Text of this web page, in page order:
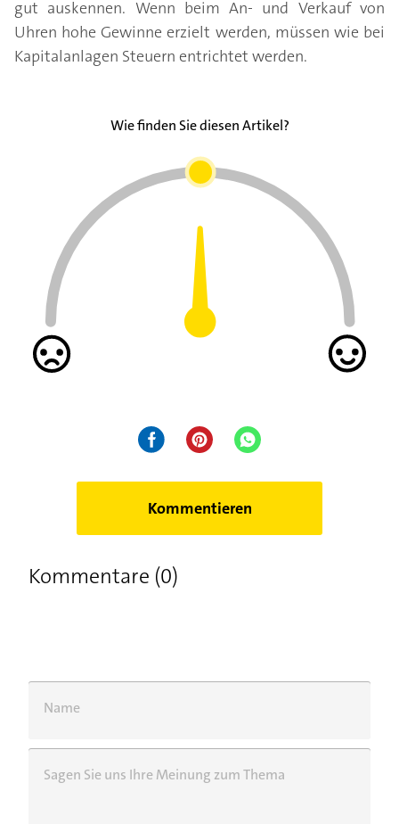
gut auskennen. Wenn beim An- und Verkauf von
Uhren hohe Gewinne erzielt werden, müssen wie bei
Kapitalanlagen Steuern entrichtet werden.
Wie finden Sie diesen Artikel?
Kommentieren
Kommentare (0)
Name
Sagen Sie uns Ihre Meinung zum Thema